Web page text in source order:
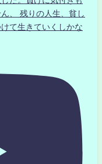
、 残りの人生、貧し
て生きていくしかな